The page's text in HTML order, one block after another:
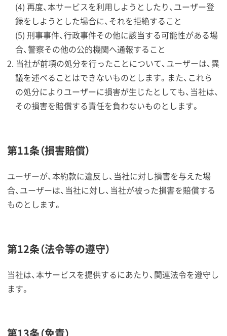
(4) 再度、本サービスを利用しようとしたり、ユーザー登
録をしようとした場合に、それを拒絶すること
(5) 刑事事件、行政事件その他に該当する可能性がある場
合、警察その他の公的機関へ通報すること
当社が前項の処分を行ったことについて、ユーザーは、異
議を述べることはできないものとします。また、これら
の処分によりユーザーに損害が生じたとしても、当社は、
その損害を賠償する責任を負わないものとします。
第11条（損害賠償）
ユーザーが、本約款に違反し、当社に対し損害を与えた場
合、ユーザーは、当社に対し、当社が被った損害を賠償する
ものとします。
第12条（法令等の遵守）
当社は、本サービスを提供するにあたり、関連法令を遵守し
ます。